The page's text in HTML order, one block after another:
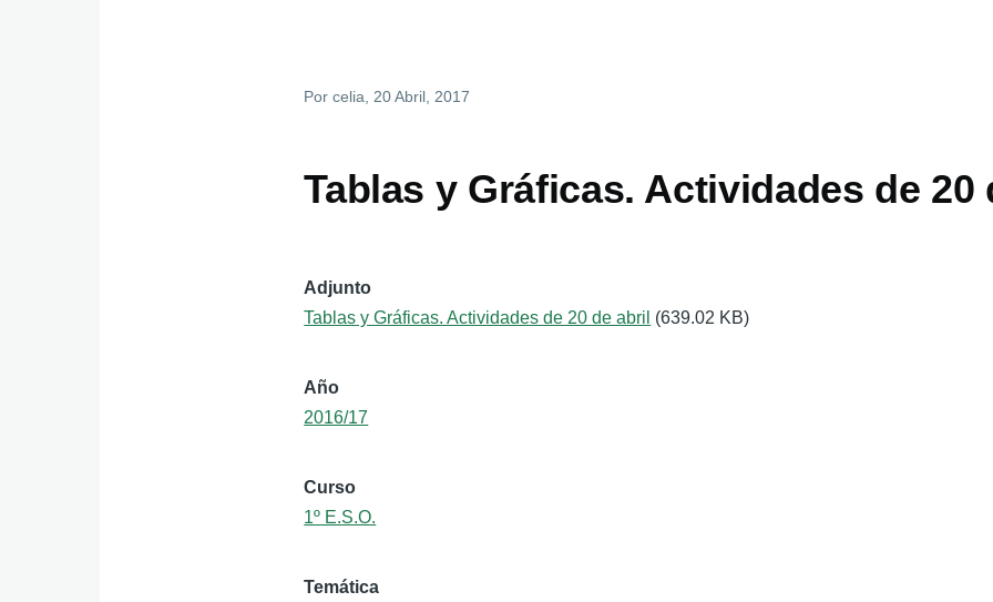
Porcelia , 20 Abril, 2017
Tablas y Gráficas. Actividades de 20
Adjunto
Tablas y Gráficas. Actividades de 20 de abril (639.02 KB)
Año
2016/17
Curso
1º E.S.O.
Temática